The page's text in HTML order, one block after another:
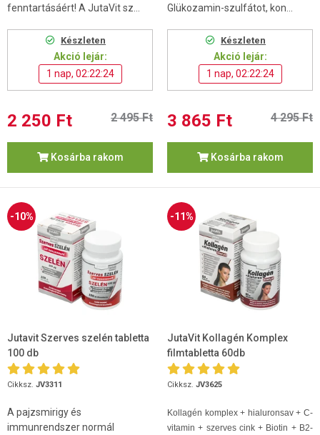
fenntartásáért! A JutaVit sz...
Készleten
Akció lejár:
1 nap, 02:22:24
2 250 Ft 2 495 Ft
Kosárba rakom
Glükozamin-szulfátot, kon...
Készleten
Akció lejár:
1 nap, 02:22:24
3 865 Ft 4 295 Ft
Kosárba rakom
-10%
Jutavit Szerves szelén tabletta
100 db
Cikksz. JV3311
A pajzsmirigy és
immunrendszer normál
-11%
JutaVit Kollagén Komplex
filmtabletta 60db
Cikksz. JV3625
Kollagén komplex + hialuronsav + C-
vitamin + szerves cink + Biotin + B2-